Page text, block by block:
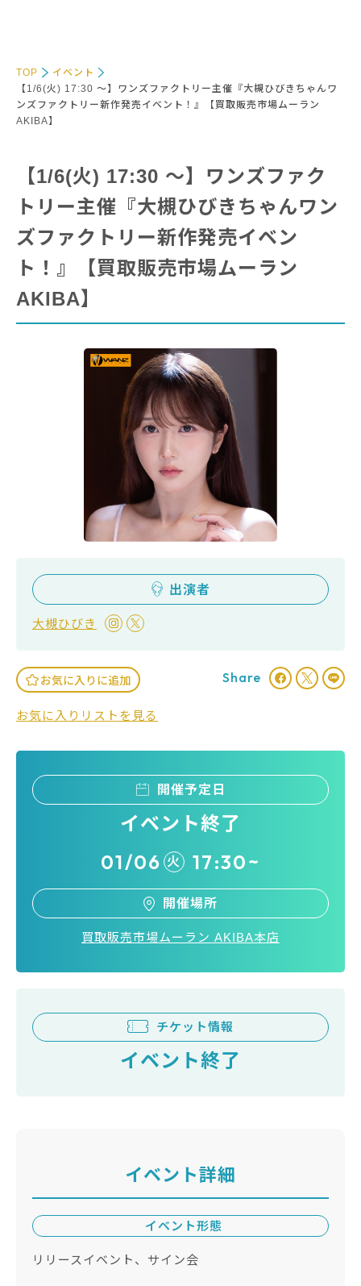
TOP
イベント
【1/6(火) 17:30 〜】ワンズファクトリー主催『大槻ひびきちゃんワ
ンズファクトリー新作発売イベント！』【買取販売市場ムーラン
AKIBA】
【1/6(火) 17:30 〜】ワンズファク
トリー主催『大槻ひびきちゃんワン
ズファクトリー新作発売イベン
ト！』【買取販売市場ムーラン
AKIBA】
出演者
大槻ひびき
お気に入りに追加
お気に入りリストを見る
Share
開催予定日
イベント終了
01/06 火 17:30~
開催場所
買取販売市場ムーラン AKIBA本店
チケット情報
イベント終了
イベント詳細
イベント形態
リリースイベント、サイン会